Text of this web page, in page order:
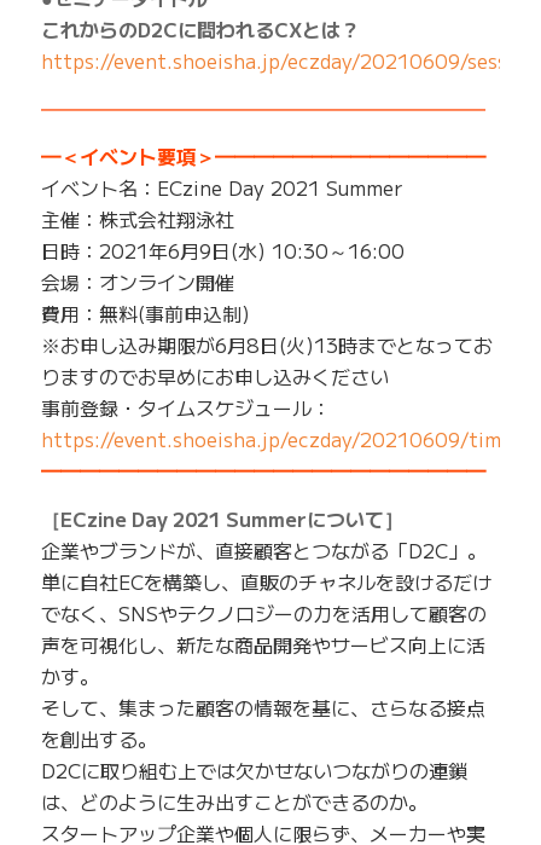
これからのD2Cに問われるCXとは？
https://event.shoeisha.jp/eczday/20210609/
━━━━━━━━━━━━━━━━━━━━━━━
━＜イベント要項＞━━━━━━━━━━━━━━
イベント名：ECzine Day 2021 Summer
主催：株式会社翔泳社
日時：2021年6月9日(水) 10:30～16:00
会場：オンライン開催
費用：無料(事前申込制)
※お申し込み期限が6月8日(火)13時までとなってお
りますのでお早めにお申し込みください
事前登録・タイムスケジュール：
https://event.shoeisha.jp/eczday/20210609/
━━━━━━━━━━━━━━━━━━━━━━━
［ECzine Day 2021 Summerについて］
企業やブランドが、直接顧客とつながる「D2C」。
単に自社ECを構築し、直販のチャネルを設けるだけ
でなく、SNSやテクノロジーの力を活用して顧客の
声を可視化し、新たな商品開発やサービス向上に活
かす。
そして、集まった顧客の情報を基に、さらなる接点
を創出する。
D2Cに取り組む上では欠かせないつながりの連鎖
は、どのように生み出すことができるのか。
スタートアップ企業や個人に限らず、メーカーや実